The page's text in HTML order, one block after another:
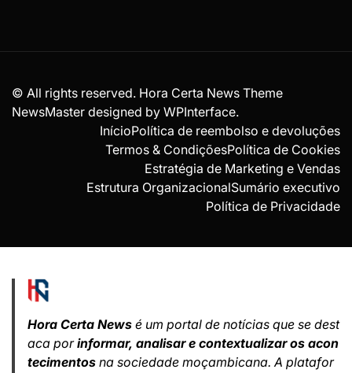
© All rights reserved. Hora Certa News Theme
NewsMaster designed by WPInterface.
InícioPolítica de reembolso e devoluções
Termos & CondiçõesPolítica de Cookies
Estratégia de Marketing e Vendas
Estrutura OrganizacionalSumário executivo
Política de Privacidade
Hora Certa News é um portal de notícias que se dest
aca porinformar, analisar e contextualizar os acon
tecimentos na sociedade moçambicana. A platafor